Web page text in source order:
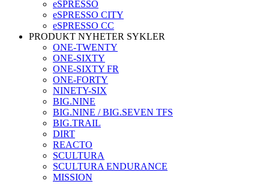
eSPRESSO
eSPRESSO CITY
eSPRESSO CC
PRODUKT NYHETER SYKLER
ONE-TWENTY
ONE-SIXTY
ONE-SIXTY FR
ONE-FORTY
NINETY-SIX
BIG.NINE
BIG.NINE / BIG.SEVEN TFS
BIG.TRAIL
DIRT
REACTO
SCULTURA
SCULTURA ENDURANCE
MISSION